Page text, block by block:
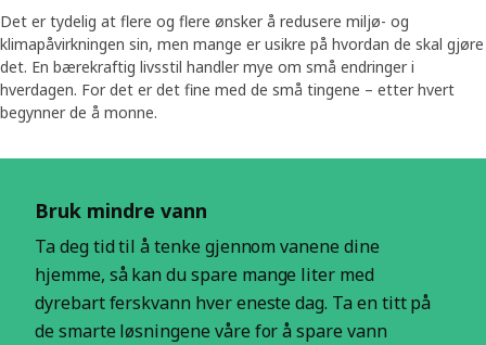
Det er tydelig at flere og flere ønsker å redusere miljø- og
klimapåvirkningen sin, men mange er usikre på hvordan de skal gjøre
det. En bærekraftig livsstil handler mye om små endringer i
hverdagen. For det er det fine med de små tingene – etter hvert
begynner de å monne.
Bruk mindre vann
Ta deg tid til å tenke gjennom vanene dine
hjemme, så kan du spare mange liter med
dyrebart ferskvann hver eneste dag. Ta en titt på
de smarte løsningene våre for å spare vann